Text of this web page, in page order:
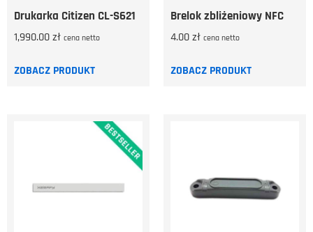
Drukarka Citizen CL-S621
1,990.00zł cena netto
ZOBACZ PRODUKT
Brelok zbliżeniowy NFC
4.00zł cena netto
ZOBACZ PRODUKT